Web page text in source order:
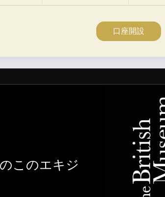
口座開設
このエキジ